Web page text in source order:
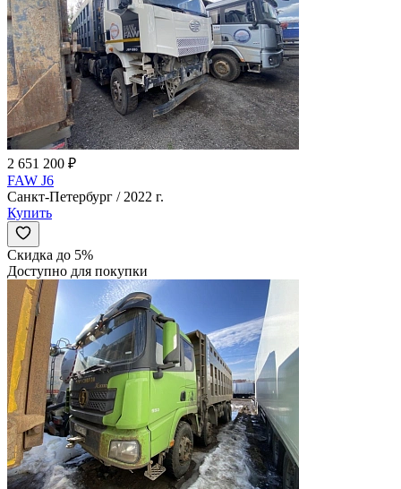
2 651 200 ₽
FAW J6
Санкт-Петербург / 2022 г.
Купить
Скидка до 5%
Доступно для покупки